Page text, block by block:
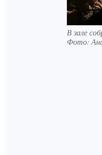
В зале
Фото: